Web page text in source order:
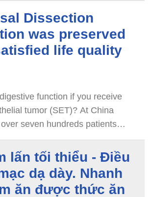
Dissection
was preserved
life quality
function if you receive
tumor (SET)? At China
seven hundreds patients
lấn tối thiểu - Điều
dạ dày. Nhanh
ăn được thức ăn